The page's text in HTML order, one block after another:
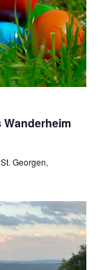
Georgen,